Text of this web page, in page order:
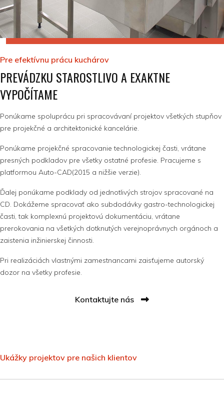
Pre efektívnu prácu kuchárov
PREVÁDZKU STAROSTLIVO A EXAKTNE
VYPOČÍTAME
Ponúkame spoluprácu pri spracovávaní projektov všetkých stupňov
pre projekčné a architektonické kancelárie.
Ponúkame projekčné spracovanie technologickej časti, vrátane
presných podkladov pre všetky ostatné profesie. Pracujeme s
platformou Auto-CAD(2015 a nižšie verzie).
Ďalej ponúkame podklady od jednotlivých strojov spracované na
CD. Dokážeme spracovať ako subdodávky gastro-technologickej
časti, tak komplexnú projektovú dokumentáciu, vrátane
prerokovania na všetkých dotknutých verejnoprávnych orgánoch a
zaistenia inžinierskej činnosti.
Pri realizáciách vlastnými zamestnancami zaisťujeme autorský
dozor na všetky profesie.
Kontaktujte nás
Ukážky projektov pre našich klientov